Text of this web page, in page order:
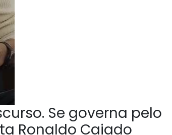
Se governa pelo
Ronaldo Caiado